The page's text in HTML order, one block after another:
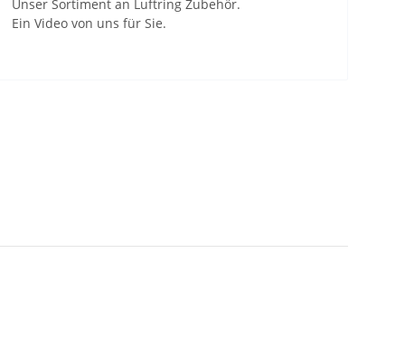
Unser Sortiment an Luftring Zubehör.
Ein Video von uns für Sie.